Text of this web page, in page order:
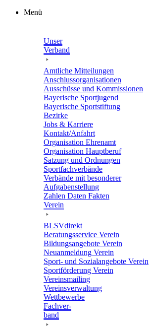
Zum
Menü
Unser
Verband
Amtli­che Mitteilungen
Anschluss­or­ga­ni­sa­tio­nen
Ausschüsse und Kommissionen
Baye­ri­sche Sportjugend
Baye­ri­sche Sportstiftung
Bezirke
Jobs & Karriere
Kontakt/​​Anfahrt
Orga­ni­sa­tion Ehrenamt
Orga­ni­sa­tion Hauptberuf
Satzung und Ordnungen
Sport­fach­ver­bände
Verbände mit beson­de­rer
Aufgabenstellung
Zahlen Daten Fakten
Verein
BLSVdi­rekt
Bera­tungs­ser­vice Verein
Bildungs­an­ge­bote Verein
Neuan­mel­dung Verein
Sport- und Sozi­al­an­ge­bote Verein
Sport­för­de­rung Verein
Vereins­mai­ling
Vereins­ver­wal­tung
Wett­be­werbe
Fach­ver­
band